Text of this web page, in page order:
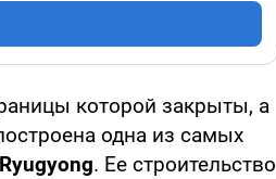
которой закрыты, а
одна из самых
Ryugyong. Ее строительство